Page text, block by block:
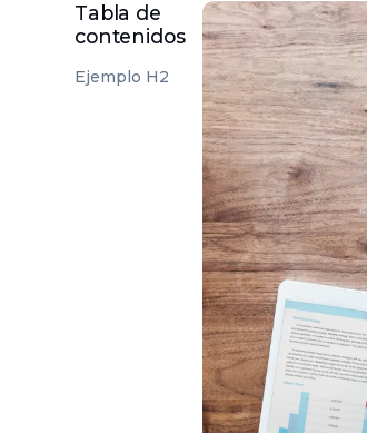
Tabla de
contenidos
Ejemplo H2